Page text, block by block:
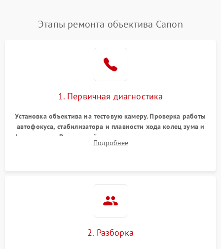
Этапы ремонта объектива Canon
1. Первичная диагностика
Установка объектива на тестовую камеру. Проверка работы
автофокуса, стабилизатора и плавности хода колец зума и
фокусировки. Визуальный осмотр линз на наличие царапин,
грибка, пыли и оценка состояния контактов байонета.
Подробнее
2. Разборка